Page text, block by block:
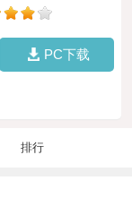
PC下载
排行